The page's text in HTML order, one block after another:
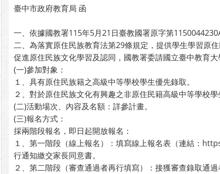
臺中市政府教育局 函
一、依據國教署115年5月21日臺教國署原字第
二、為落實原住民族教育法第29條規定，提供學生學習原
促進原住民族文化學習及認同，國教署委請國立臺中教育
(一)參加對象：
１、具有原住民族籍之高級中等學校學生優先錄取。
２、對於原住民族文化有興趣之非原住民籍高級中等學校學
(二)活動場次、內容及名額：詳參計畫。
(三)報名方式：
採兩階段報名，即日起開放報名：
１、第一階段（線上報名）：填寫線上報名表（連結：
行通知繳交家長同意書。
２、第二階段（審查通過者再行填寫）：接獲審查錄取通